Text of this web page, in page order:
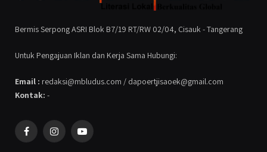
Bermis Serpong ASRI Blok B7/19 RT/RW 02/04, Cisauk - Tangerang
Untuk Pengajuan Iklan dan Kerja Sama Hubungi:
Email : redaksi@mbludus.com / dapoertjisaoek@gmail.com
Kontak: -
FacebookInstagramYouTube